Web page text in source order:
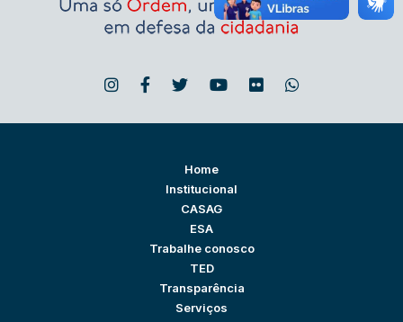
Home
Institucional
CASAG
ESA
Trabalhe conosco
TED
Transparência
Serviços